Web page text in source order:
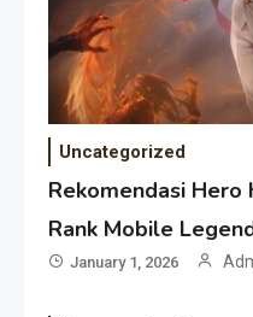
Uncategorized
Rekomendasi Hero
Rank Mobile
January 1, 2026